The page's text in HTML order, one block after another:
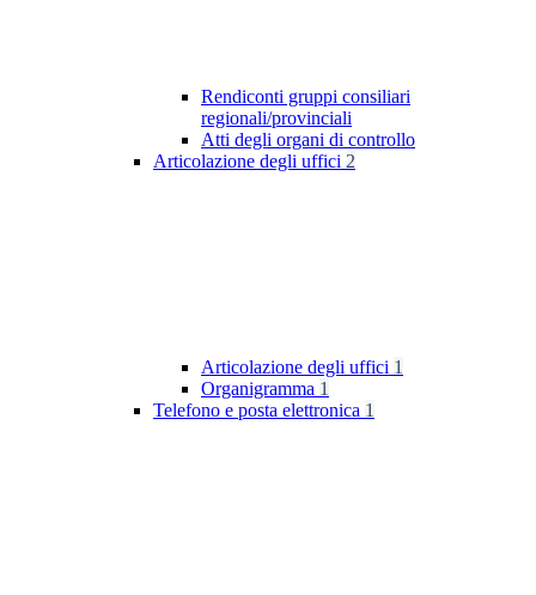
Rendiconti gruppi consiliari
regionali/provinciali
Atti degli organi di controllo
Articolazione degli uffici 2
Articolazione degli uffici 1
Organigramma 1
Telefono e posta elettronica 1